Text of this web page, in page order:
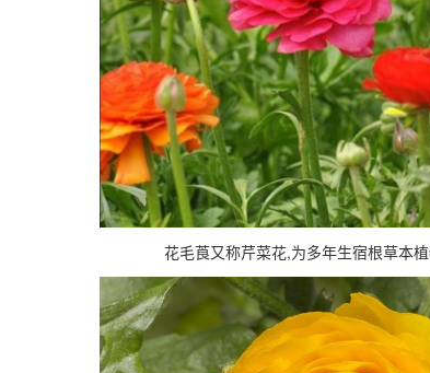
花毛莨又称芹菜花,为多年生宿根草本